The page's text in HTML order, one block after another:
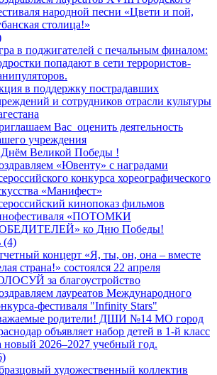
народной песни «Цвети и пой,
столица!»
в поджигателей с печальным финалом:
попадают в сети террористов-
в поддержку пострадавших
и сотрудников отрасли культуры
Вас оценить деятельность
учреждения
Великой Победы !
«Ювенту» с наградами
конкурса хореографического
«Манифест»
кинопоказ фильмов
«ПОТОМКИ
ко Дню Победы!
(4)
концерт «Я, ты, он, она – вместе
страна!» состоялся 22 апреля
за благоустройство
лауреатов Международного
фестиваля "Infinity Stars"
родители! ДШИ №14 МО город
объявляет набор детей в 1-й класс
новый 2026–2027 учебный год.
художественный коллектив